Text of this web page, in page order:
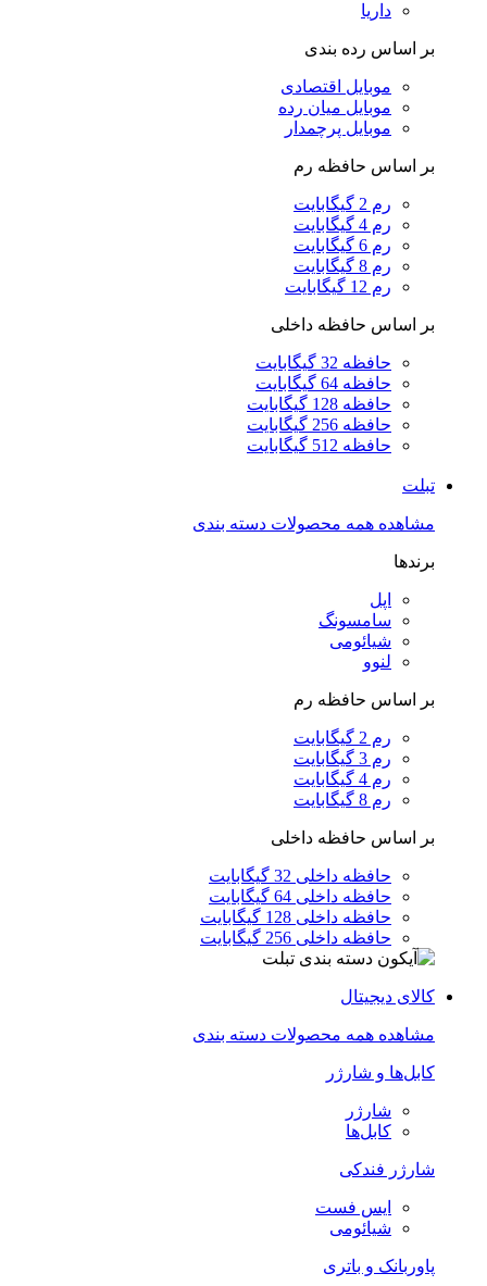
داریا
بر اساس رده بندی
موبایل اقتصادی
موبایل میان رده
موبایل پرچمدار
بر اساس حافظه رم
رم 2 گیگابایت
رم 4 گیگابایت
رم 6 گیگابایت
رم 8 گیگابایت
رم 12 گیگابایت
بر اساس حافظه داخلی
حافظه 32 گیگابایت
حافظه 64 گیگابایت
حافظه 128 گیگابایت
حافظه 256 گیگابایت
حافظه 512 گیگابایت
تبلت
مشاهده همه محصولات دسته بندی
برندها
اپل
سامسونگ
شیائومی
لنوو
بر اساس حافظه رم
رم 2 گیگابایت
رم 3 گیگابایت
رم 4 گیگابایت
رم 8 گیگابایت
بر اساس حافظه داخلی
حافظه داخلی 32 گیگابایت
حافظه داخلی 64 گیگابایت
حافظه داخلی 128 گیگابایت
حافظه داخلی 256 گیگابایت
کالای دیجیتال
مشاهده همه محصولات دسته بندی
کابل‌ها و شارژر
شارژر
کابل‌ها
شارژر فندکی
ایس فست
شیائومی
پاوربانک و باتری